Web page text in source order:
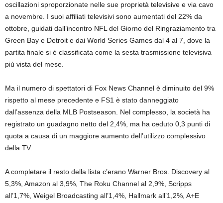
oscillazioni sproporzionate nelle sue proprietà televisive e via cavo
a novembre. I suoi affiliati televisivi sono aumentati del 22% da
ottobre, guidati dall’incontro NFL del Giorno del Ringraziamento tra
Green Bay e Detroit e dai World Series Games dal 4 al 7, dove la
partita finale si è classificata come la sesta trasmissione televisiva
più vista del mese.
Ma il numero di spettatori di Fox News Channel è diminuito del 9%
rispetto al mese precedente e FS1 è stato danneggiato
dall’assenza della MLB Postseason. Nel complesso, la società ha
registrato un guadagno netto del 2,4%, ma ha ceduto 0,3 punti di
quota a causa di un maggiore aumento dell’utilizzo complessivo
della TV.
A completare il resto della lista c’erano Warner Bros. Discovery al
5,3%, Amazon al 3,9%, The Roku Channel al 2,9%, Scripps
all’1,7%, Weigel Broadcasting all’1,4%, Hallmark all’1,2%, A+E